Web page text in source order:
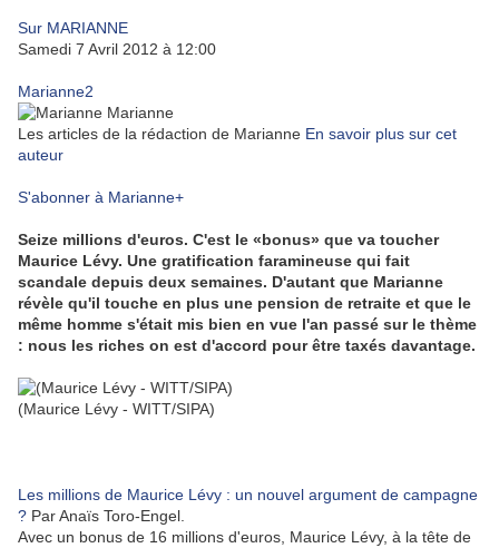
Sur MARIANNE
Samedi 7 Avril 2012 à 12:00
Marianne2
Les articles de la rédaction de Marianne En savoir plus sur cet
auteur
S'abonner à Marianne+
Seize millions d'euros. C'est le «bonus» que va toucher
Maurice Lévy. Une gratification faramineuse qui fait
scandale depuis deux semaines. D'autant que Marianne
révèle qu'il touche en plus une pension de retraite et que le
même homme s'était mis bien en vue l'an passé sur le thème
: nous les riches on est d'accord pour être taxés davantage.
(Maurice Lévy - WITT/SIPA)
Les millions de Maurice Lévy : un nouvel argument de campagne
? Par Anaïs Toro-Engel.
Avec un bonus de 16 millions d'euros, Maurice Lévy, à la tête de